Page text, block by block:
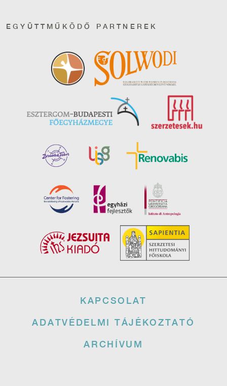
EGYÜTTMŰKÖDŐ PARTNEREK
KAPCSOLAT
ADATVÉDELMI TÁJÉKOZTATÓ
ARCHÍVUM